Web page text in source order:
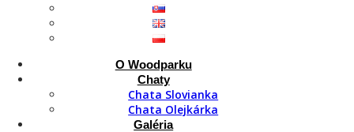
O Woodparku
Chaty
Chata Slovianka
Chata Olejkárka
Galéria
Yetiland – Valčianska dolina
6 mýtov o víne, ktorým by ste už nemali
Výstup na Ostredok, Frčkov, Krížnu a
Výstup a cyklovýlet na Borišov
Dôležité odkazy